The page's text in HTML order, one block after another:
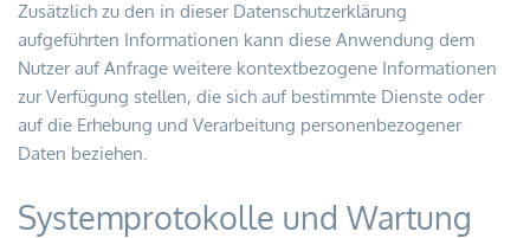
Zusätzlich zu den in dieser Datenschutzerklärung
aufgeführten Informationen kann diese Anwendung dem
Nutzer auf Anfrage weitere kontextbezogene Informationen
zur Verfügung stellen, die sich auf bestimmte Dienste oder
auf die Erhebung und Verarbeitung personenbezogener
Daten beziehen.
Systemprotokolle und Wartung